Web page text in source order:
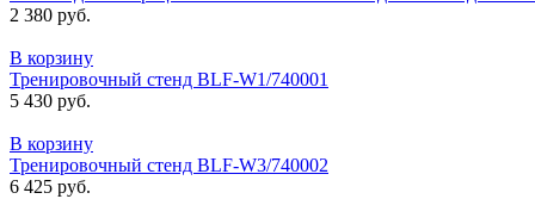
2 380 руб.
В корзину
Тренировочный стенд BLF-W1/740001
5 430 руб.
В корзину
Тренировочный стенд BLF-W3/740002
6 425 руб.